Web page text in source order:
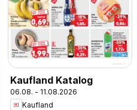
Kaufland Katalog
06.08. - 11.08.2026
Kaufland